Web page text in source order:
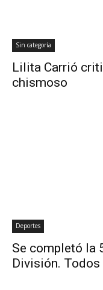
Sin categoría
Lilita Carrió
chismoso
Deportes
Se completó la
División.